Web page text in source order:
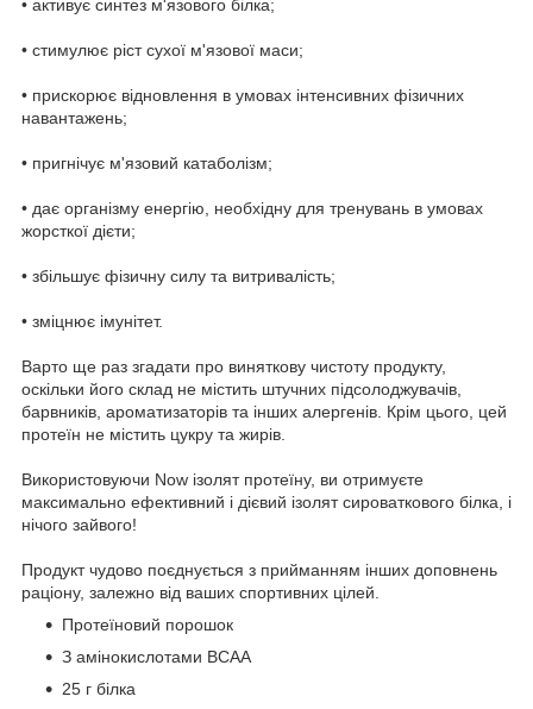
• активує синтез м'язового білка;
• стимулює ріст сухої м'язової маси;
• прискорює відновлення в умовах інтенсивних фізичних
навантажень;
• пригнічує м'язовий катаболізм;
• дає організму енергію, необхідну для тренувань в умовах
жорсткої дієти;
• збільшує фізичну силу та витривалість;
• зміцнює імунітет.
Варто ще раз згадати про виняткову чистоту продукту,
оскільки його склад не містить штучних підсолоджувачів,
барвників, ароматизаторів та інших алергенів. Крім цього, цей
протеїн не містить цукру та жирів.
Використовуючи Now ізолят протеїну, ви отримуєте
максимально ефективний і дієвий ізолят сироваткового білка, і
нічого зайвого!
Продукт чудово поєднується з прийманням інших доповнень
раціону, залежно від ваших спортивних цілей.
Протеїновий порошок
З амінокислотами BCAA
25 г білка